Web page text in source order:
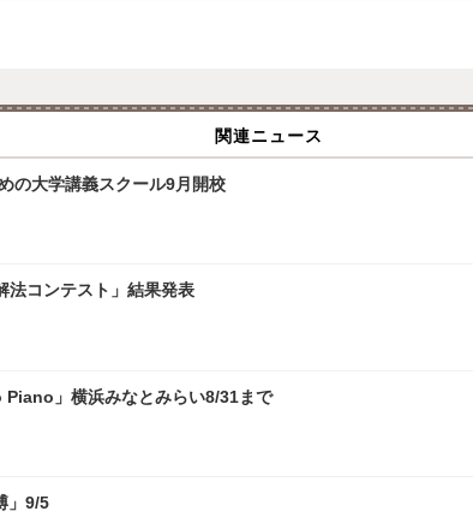
関連ニュース
の大学講義スクール9月開校
法コンテスト」結果発表
」横浜みなとみらい8/31まで
」9/5